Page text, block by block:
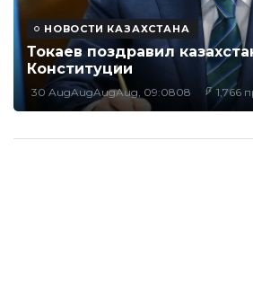
НОВОСТИ КАЗАХСТАНА
Токаев поздравил
Конституции
30 AugAugAugAug, 09:0808 1,766